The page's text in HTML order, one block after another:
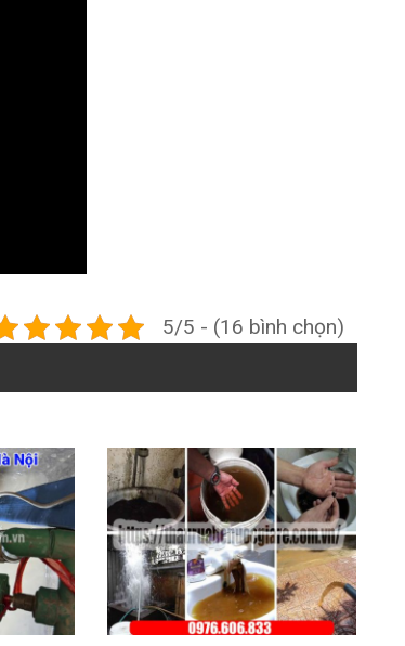
5/5 - (16 bình chọn)